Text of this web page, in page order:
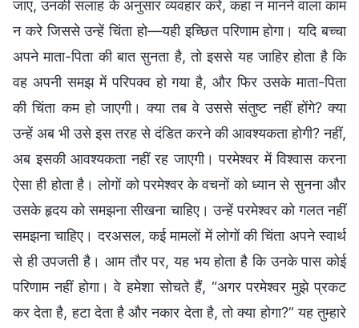
जाए, उनकी सलाह के अनुसार व्यवहार करे, कहा न मानने वाला काम
न करे जिससे उन्हें चिंता हो—यही इच्छित परिणाम होगा। यदि बच्चा
अपने माता-पिता की बात सुनता है, तो इससे यह जाहिर होता है कि
वह अपनी समझ में परिपक्व हो गया है, और फिर उसके माता-पिता
की चिंता कम हो जाएगी। क्या तब वे उससे संतुष्ट नहीं होंगे? क्या
उन्हें अब भी उसे इस तरह से दंडित करने की आवश्यकता होगी? नहीं,
अब इसकी आवश्यकता नहीं रह जाएगी। परमेश्वर में विश्वास करना
ऐसा ही होता है। लोगों को परमेश्वर के वचनों को ध्यान से सुनना और
उसके हृदय को समझना सीखना चाहिए। उन्हें परमेश्वर को गलत नहीं
समझना चाहिए। दरअसल, कई मामलों में लोगों की चिंता अपने स्वार्थ
से ही उपजती है। आम तौर पर, यह भय होता है कि उनके पास कोई
परिणाम नहीं होगा। वे हमेशा सोचते हैं, “अगर परमेश्वर मुझे प्रकट
कर देता है, हटा देता है और नकार देता है, तो क्या होगा?” यह तुम्हारे